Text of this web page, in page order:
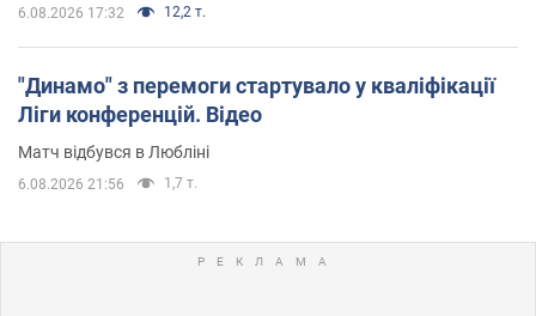
6.08.2026 17:32 12,2 т.
"Динамо" з перемоги стартувало у кваліфікації
Ліги конференцій. Відео
Матч відбувся в Любліні
6.08.2026 21:56 1,7 т.